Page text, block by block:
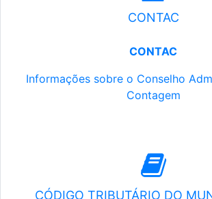
CONTAC
CONTAC
Informações sobre o Conselho
Contagem
CÓDIGO TRIBUTÁRIO DO